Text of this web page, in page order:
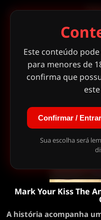
Mark Your Kiss The
A história acompanha
Este conteúdo
para menores de
confirma que
Confirmar / Entrar
Sua escolha será